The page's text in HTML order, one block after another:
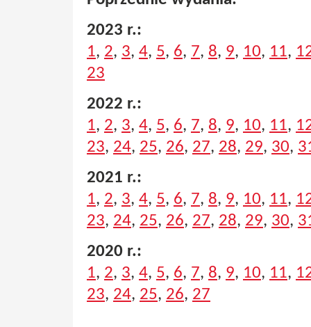
2023 r.:
1, 2, 3, 4, 5, 6, 7, 8, 9, 10, 11,
23
2022 r.:
1, 2, 3, 4, 5, 6, 7, 8, 9, 10, 11,
23, 24, 25, 26, 27, 28, 29, 30,
2021 r.:
1, 2, 3, 4, 5, 6, 7, 8, 9, 10, 11,
23, 24, 25, 26, 27, 28, 29, 30,
2020 r.:
1, 2, 3, 4, 5, 6, 7, 8, 9, 10, 11,
23, 24, 25, 26, 27